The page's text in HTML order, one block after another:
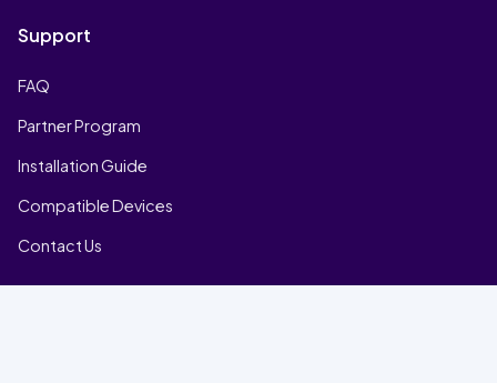
Support
FAQ
Partner Program
Installation Guide
Compatible Devices
Contact Us